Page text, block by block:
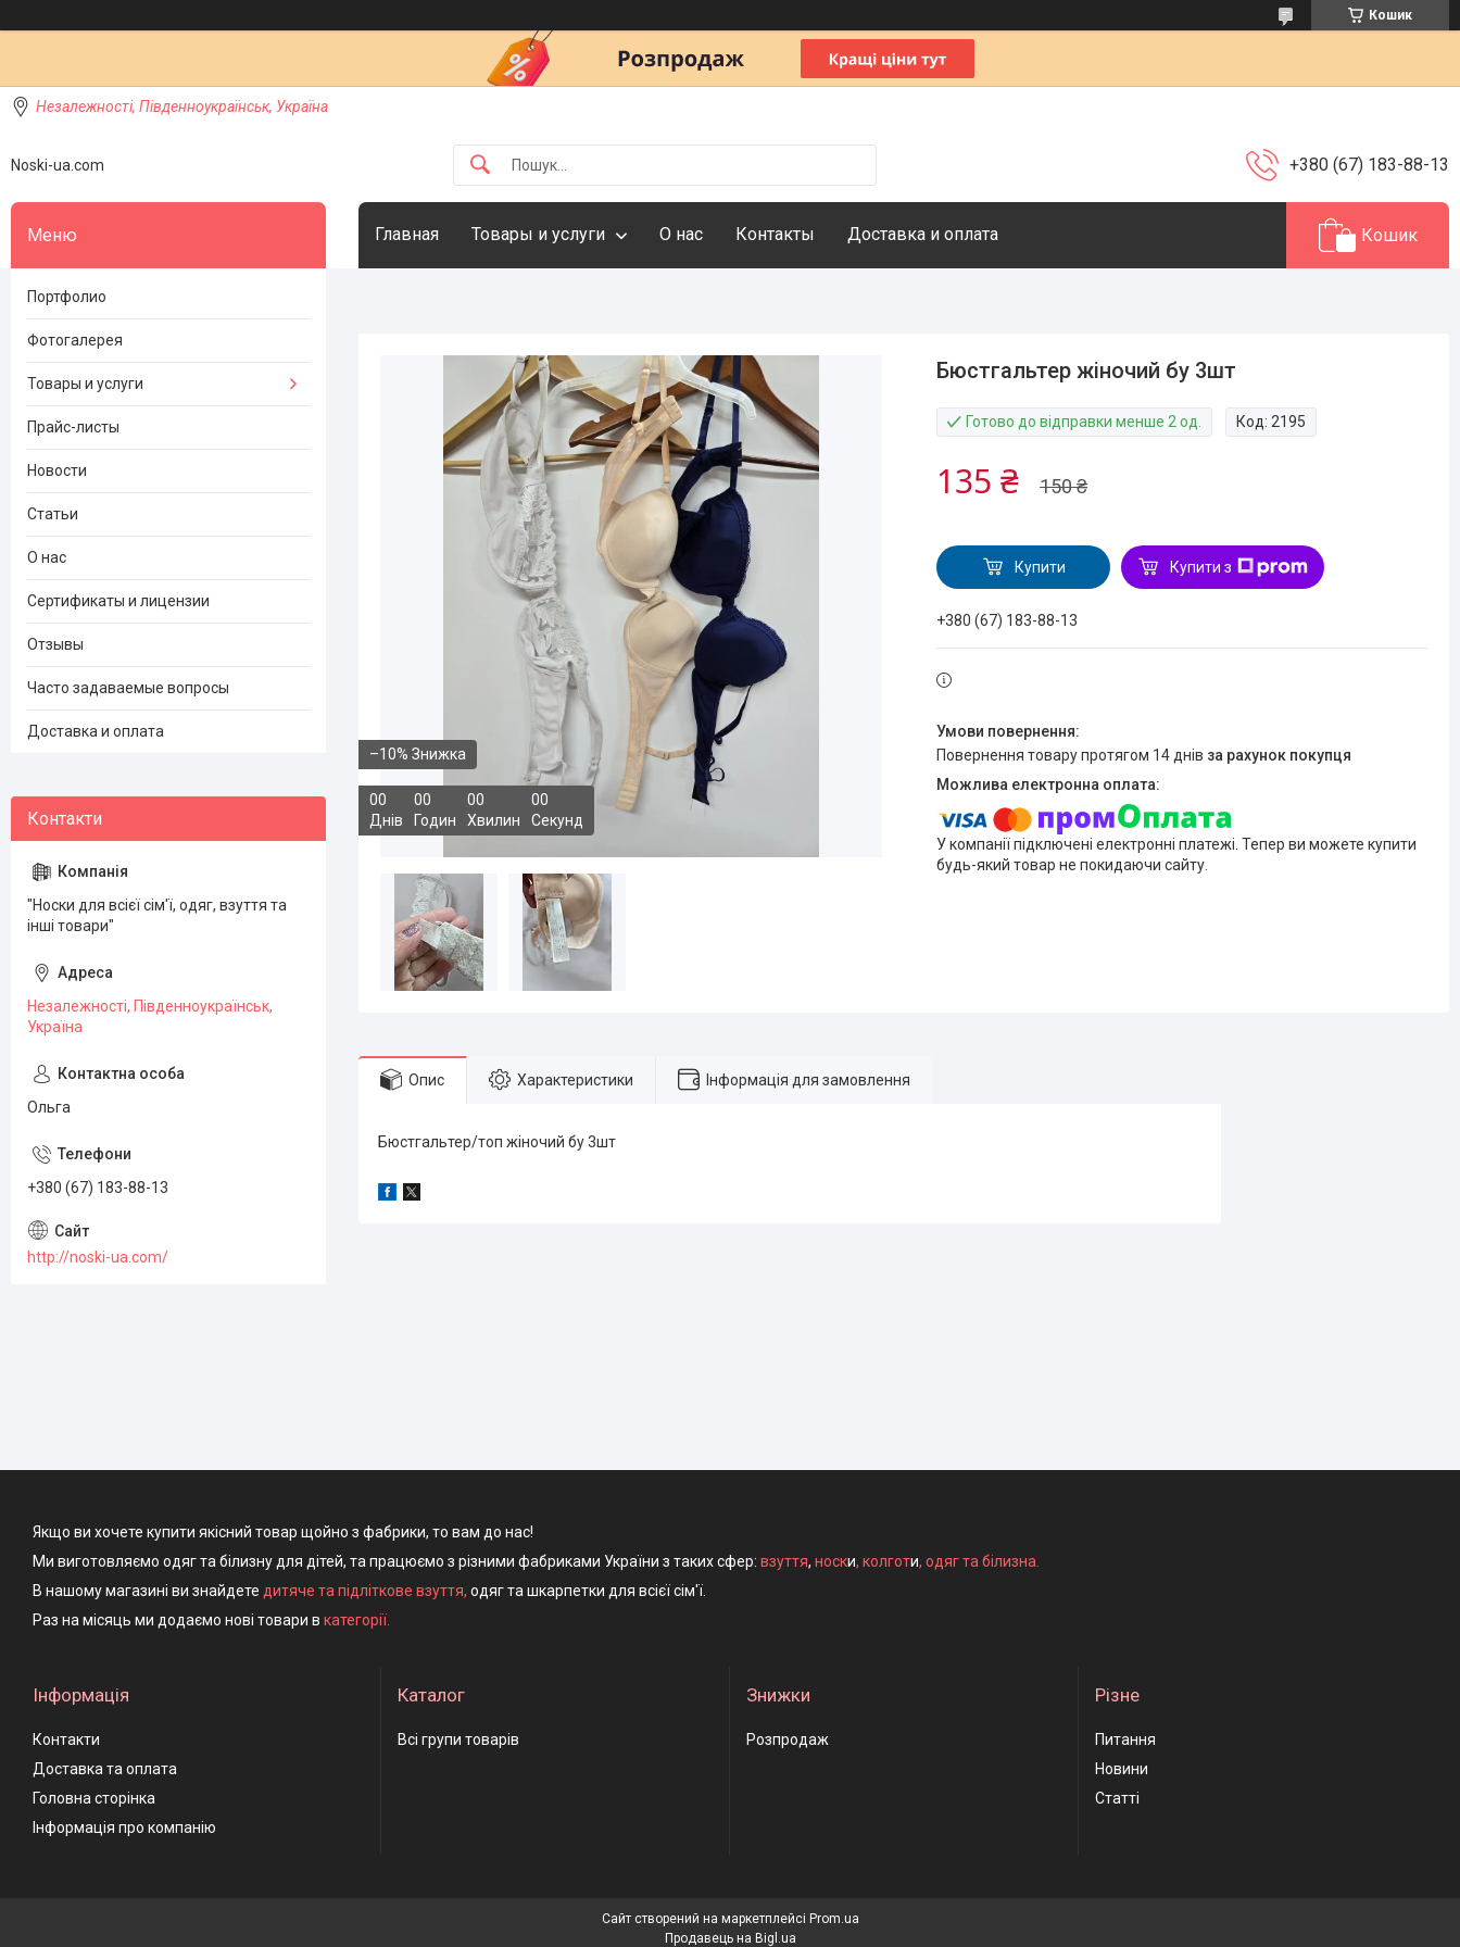
Кошик
Незалежності, Південноукраїнськ, Україна
Noski-ua.com +380 (67) 183-88-13
Главная Товары и услуги О нас Контакты Доставка и оплата Кошик
–10%
00
Днів
00
Годин
00
Хвилин
00
Секунд
Бюстгальтер жіночий бу 3шт
Готово до відправки менше 2 од. Код: 2195
150 ₴
135 ₴
Купити Купити з
+380 (67) 183-88-13
повернення товару протягом 14 днів за рахунок покупця
У компанії підключені електронні платежі. Тепер ви можете купити
будь-який товар не покидаючи сайту.
Опис Характеристики Інформація для замовлення
Бюстгальтер/топ жіночий бу 3шт
Портфолио
Фотогалерея
Товары и услуги
Прайс-листы
Новости
Статьи
О нас
Сертификаты и лицензии
Отзывы
Часто задаваемые вопросы
Доставка и оплата
"Носки для всієї сім'ї, одяг, взуття та
інші товари"
Незалежності, Південноукраїнськ,
Україна
Ольга
+380 (67) 183-88-13
http://noski-ua.com/
Якщо ви хочете купити якісний товар щойно з фабрики, то вам до нас!
Ми виготовляємо одяг та білизну для дітей, та працюємо з різними фабриками України з таких сфер: взуття, носки, колготи, одяг та білизна.
В нашому магазині ви знайдете дитяче та підліткове взуття, одяг та шкарпетки для всієї сім'ї.
Раз на місяць ми додаємо нові товари в категорії.
Інформація
Контакти
Доставка та оплата
Головна сторінка
Інформація про компанію
Каталог
Всі групи товарів
Знижки
Розпродаж
Різне
Питання
Новини
Статті
Сайт створений на маркетплейсі Prom.ua
Продавець на Bigl.ua